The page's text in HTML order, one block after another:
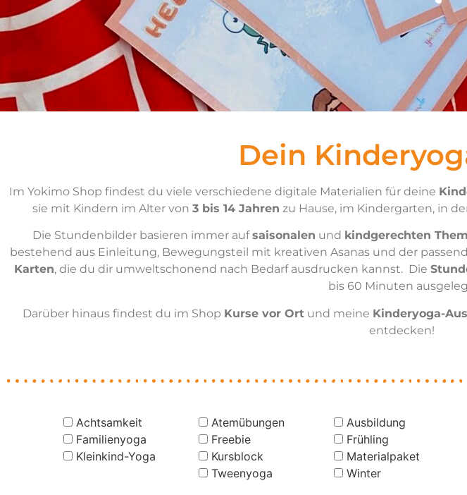
Dein
Im Yokimo Shop findest du viele verschiedene digitale Materialien für deine
sie mit Kindern im Alter von 3 bis 14 Jahren zu Hause, im Kindergarten, in
Die Stundenbilder basieren immer aufsaisonalen und kindgerechten
bestehend aus Einleitung, Bewegungsteil mit kreativen Asanas und der
Karten, die du dir umweltschonend nach Bedarf ausdrucken kannst. Die
bis 60 Minuten
Darüber hinaus findest du im Shop Kurse vor Ortund meine Kinderyoga-
entdecken!
Achtsamkeit Atemübungen Ausbildung
Familienyoga
Freebie Frühling
Kleinkind-Yoga
Kursblock Materialpaket
Tweenyoga
Winter